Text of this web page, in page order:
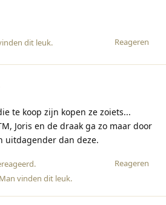
Reageren
dit leuk.
te koop zijn kopen ze zoiets...
Joris en de draak ga zo maar door
uitdagender dan deze.
Reageren
.
vinden dit leuk.